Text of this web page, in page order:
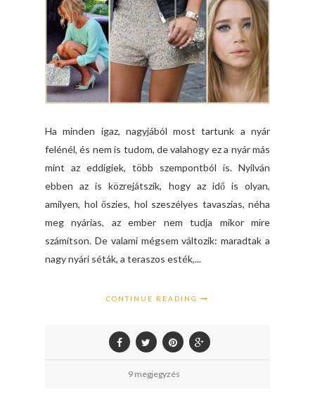
Ha minden igaz, nagyjából most tartunk a nyár
felénél, és nem is tudom, de valahogy ez a nyár más
mint az eddigiek, több szempontból is. Nyilván
ebben az is közrejátszik, hogy az idő is olyan,
amilyen, hol őszies, hol szeszélyes tavaszias, néha
meg nyárias, az ember nem tudja mikor mire
számítson. De valami mégsem változik: maradtak a
nagy nyári séták, a teraszos esték,...
CONTINUE READING
9 megjegyzés